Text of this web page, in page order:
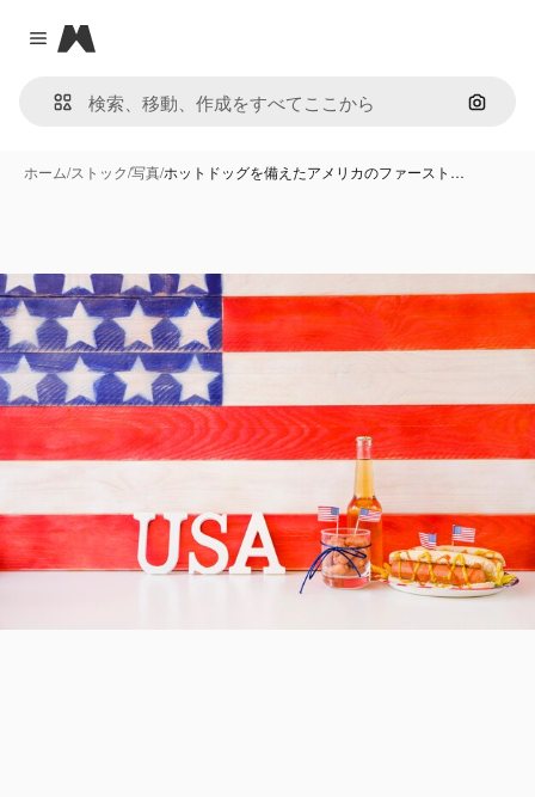
Close menu
Magnific
画像で
ホーム/ストック/写真/ホットドッグを備えたアメリカのファースト…